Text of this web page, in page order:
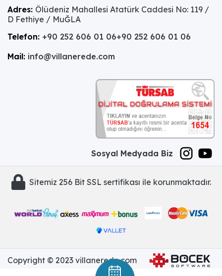
Adres: Ölüdeniz Mahallesi Atatürk Caddesi No: 119 /
D Fethiye / MuĞLA
Telefon: +90 252 606 01 06+90 252 606 01 06
Mail: info@villanerede.com
Sosyal Medyada Biz
Sitemiz 256 Bit SSL sertifikası ile korunmaktadır.
Copyright © 2023 villanerede.com